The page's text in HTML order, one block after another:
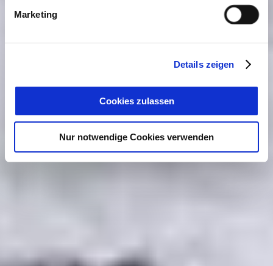
Marketing
Details zeigen
Cookies zulassen
Nur notwendige Cookies verwenden